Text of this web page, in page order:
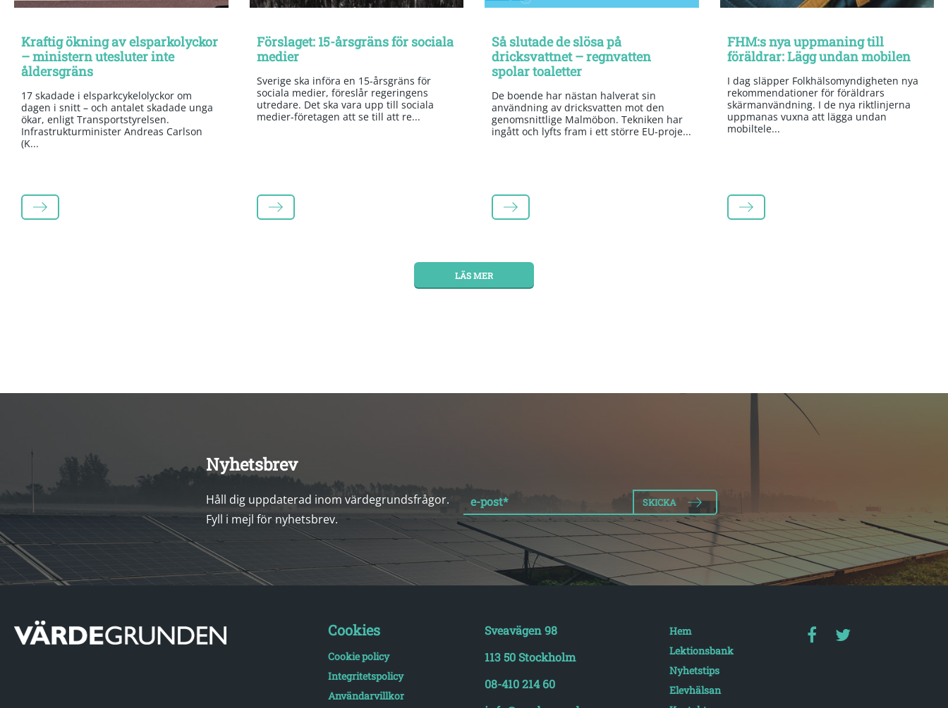
Kraftig ökning av elsparkolyckor
– ministern utesluter inte
åldersgräns
17 skadade i elsparkcykelolyckor om
dagen i snitt – och antalet skadade unga
ökar, enligt Transportstyrelsen.
Infrastrukturminister Andreas Carlson
(K...
LÄS MER
Förslaget: 15-årsgräns för sociala
medier
Sverige ska införa en 15-årsgräns för
sociala medier, föreslår regeringens
utredare. Det ska vara upp till sociala
medier-företagen att se till att re...
LÄS MER
Så slutade de slösa på
dricksvattnet – regnvatten
spolar toaletter
De boende har nästan halverat sin
användning av dricksvatten mot den
genomsnittlige Malmöbon. Tekniken har
ingått och lyfts fram i ett större EU-proje...
LÄS MER
FHM:s nya uppmaning till
föräldrar: Lägg undan mobilen
I dag släpper Folkhälsomyndigheten nya
rekommendationer för föräldrars
skärmanvändning. I de nya riktlinjerna
uppmanas vuxna att lägga undan
mobiltele...
LÄS MER
LÄS MER
Nyhetsbrev
Håll dig uppdaterad inom värdegrundsfrågor.
Fyll i mejl för nyhetsbrev.
e-post*
Cookies
Cookie policy
Integritetspolicy
Användarvillkor
Sveavägen 98
113 50 Stockholm
08-410 214 60
Hem
Lektionsbank
Nyhetstips
Elevhälsan